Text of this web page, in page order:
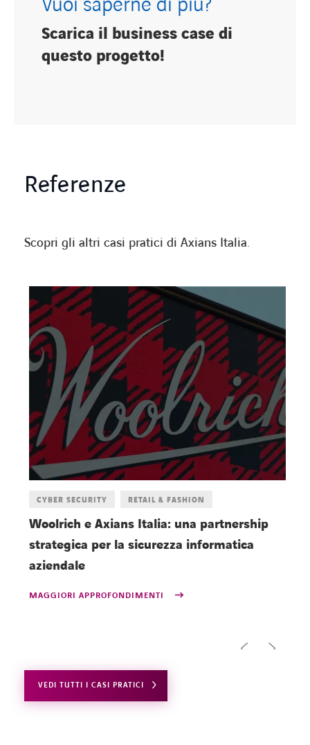
Scarica il business case di
questo progetto!
Referenze
Scopri gli altri casi pratici di Axians Italia.
CYBER SECURITY RETAIL & FASHION
Woolrich e Axians Italia: una partnership
strategica per la sicurezza informatica
aziendale
MAGGIORI APPROFONDIMENTI
VEDI TUTTI I CASI PRATICI